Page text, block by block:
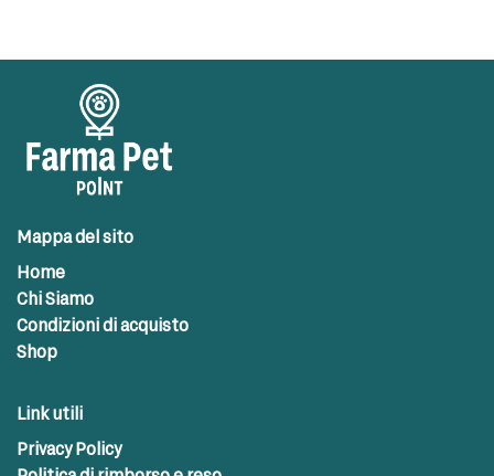
Mappa del sito
Home
Chi Siamo
Condizioni di acquisto
Shop
Link utili
Privacy Policy